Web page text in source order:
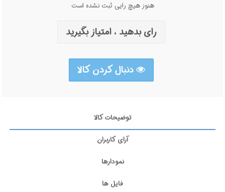
هنوز هیچ رایی ثبت نشده است
رای بدهید ، امتیاز بگیرید
دنبال کردن کالا
توضیحات کالا
آرای کاربران
نمودارها
فایل ها